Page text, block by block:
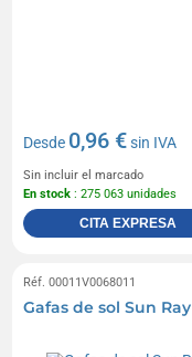
Desde 0,96 €sin IVA
Sin incluir el marcado
En stock : 275 063 unidades
CITA EXPRESA
Réf. 00011V0068011
Gafas de sol Sun Ray